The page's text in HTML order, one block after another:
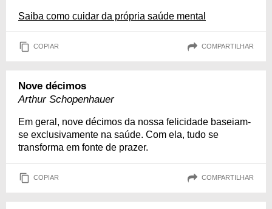
Saiba como cuidar da própria saúde mental
COPIAR COMPARTILHAR
Nove décimos
Arthur Schopenhauer
Em geral, nove décimos da nossa felicidade baseiam-
se exclusivamente na saúde. Com ela, tudo se
transforma em fonte de prazer.
COPIAR COMPARTILHAR